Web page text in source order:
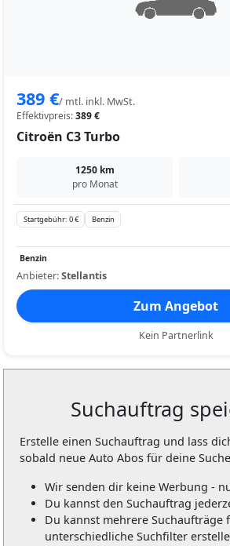
389 €/ mtl. inkl. MwSt.
Effektivpreis:389 €
Citroën C3 Turbo
1250 km
pro Monat
Startgebühr: 0 € Benzin
Benzin
Anbieter:Stellantis
Zum Angebot
Kein Partnerlink
Suchauftrag
Erstelle einen Suchauftrag und lass
sobald neue Auto Abos für deine
Wir senden dir keine Werbung -
Du kannst den Suchauftrag
Du kannst mehrere Suchaufträge
unterschiedliche Suchfilter